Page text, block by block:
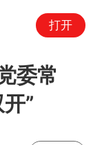
打开
委常
”